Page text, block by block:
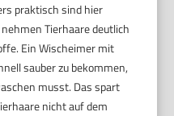
praktisch sind hier
Tierhaare deutlich
Ein Wischeimer mit
sauber zu bekommen,
musst. Das spart
nicht auf dem